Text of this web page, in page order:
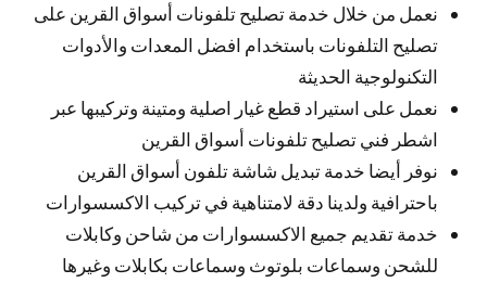
نعمل من خلال خدمة تصليح تلفونات أسواق القرين على
تصليح التلفونات باستخدام افضل المعدات والأدوات
التكنولوجية الحديثة
نعمل على استيراد قطع غيار اصلية ومتينة وتركيبها عبر
اشطر فني تصليح تلفونات أسواق القرين
نوفر أيضا خدمة تبديل شاشة تلفون أسواق القرين
باحترافية ولدينا دقة لامتناهية في تركيب الاكسسوارات
خدمة تقديم جميع الاكسسوارات من شاحن وكابلات
للشحن وسماعات بلوتوث وسماعات بكابلات وغيرها